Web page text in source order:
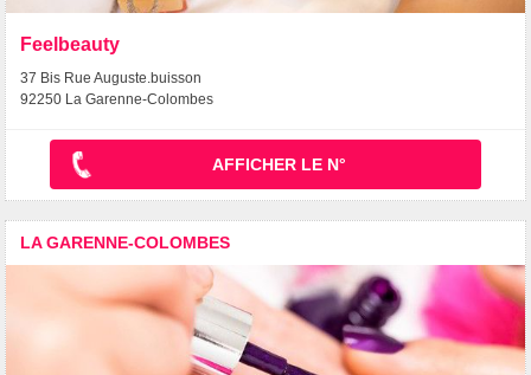
Feelbeauty
37 Bis Rue Auguste.buisson
92250 La Garenne-Colombes
AFFICHER LE N°
LA GARENNE-COLOMBES